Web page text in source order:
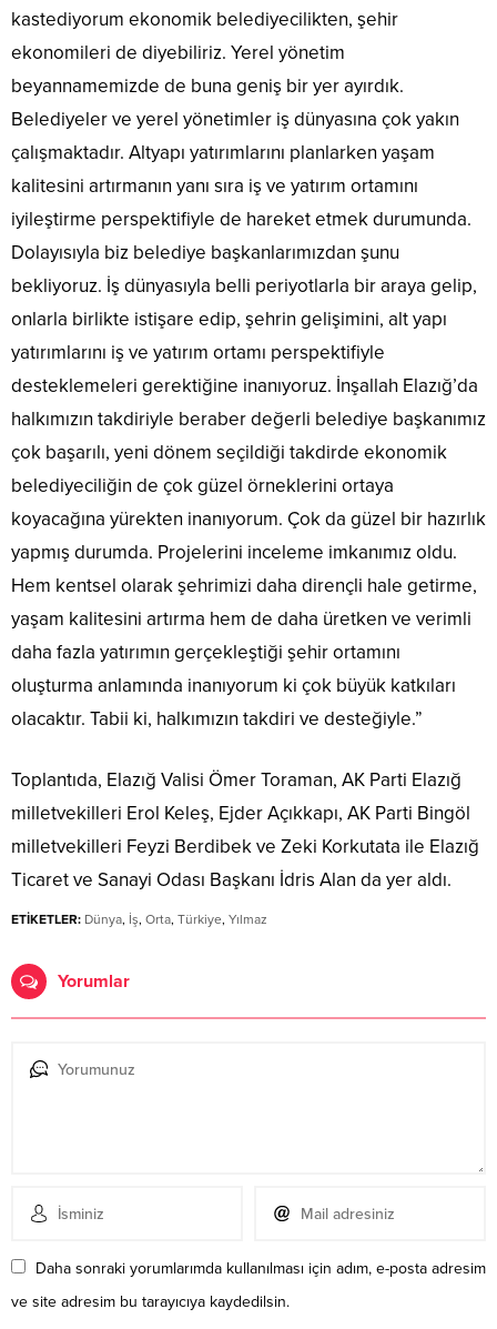
kastediyorum ekonomik belediyecilikten, şehir
ekonomileri de diyebiliriz. Yerel yönetim
beyannamemizde de buna geniş bir yer ayırdık.
Belediyeler ve yerel yönetimler iş dünyasına çok yakın
çalışmaktadır. Altyapı yatırımlarını planlarken yaşam
kalitesini artırmanın yanı sıra iş ve yatırım ortamını
iyileştirme perspektifiyle de hareket etmek durumunda.
Dolayısıyla biz belediye başkanlarımızdan şunu
bekliyoruz. İş dünyasıyla belli periyotlarla bir araya gelip,
onlarla birlikte istişare edip, şehrin gelişimini, alt yapı
yatırımlarını iş ve yatırım ortamı perspektifiyle
desteklemeleri gerektiğine inanıyoruz. İnşallah Elazığ’da
halkımızın takdiriyle beraber değerli belediye başkanımız
çok başarılı, yeni dönem seçildiği takdirde ekonomik
belediyeciliğin de çok güzel örneklerini ortaya
koyacağına yürekten inanıyorum. Çok da güzel bir hazırlık
yapmış durumda. Projelerini inceleme imkanımız oldu.
Hem kentsel olarak şehrimizi daha dirençli hale getirme,
yaşam kalitesini artırma hem de daha üretken ve verimli
daha fazla yatırımın gerçekleştiği şehir ortamını
oluşturma anlamında inanıyorum ki çok büyük katkıları
olacaktır. Tabii ki, halkımızın takdiri ve desteğiyle.”
Toplantıda, Elazığ Valisi Ömer Toraman, AK Parti Elazığ
milletvekilleri Erol Keleş, Ejder Açıkkapı, AK Parti Bingöl
milletvekilleri Feyzi Berdibek ve Zeki Korkutata ile Elazığ
Ticaret ve Sanayi Odası Başkanı İdris Alan da yer aldı.
ETİKETLER: Dünya, İş, Orta, Türkiye, Yılmaz
Yorumlar
Daha sonraki yorumlarımda kullanılması için adım, e-posta adresim
ve site adresim bu tarayıcıya kaydedilsin.